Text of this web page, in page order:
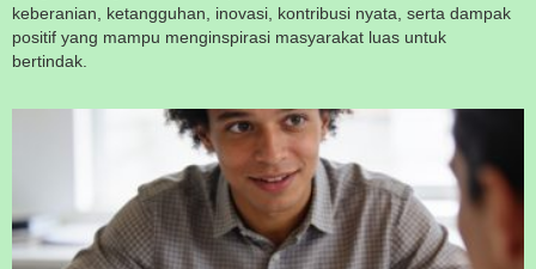
keberanian, ketangguhan, inovasi, kontribusi nyata, serta dampak
positif yang mampu menginspirasi masyarakat luas untuk
bertindak.